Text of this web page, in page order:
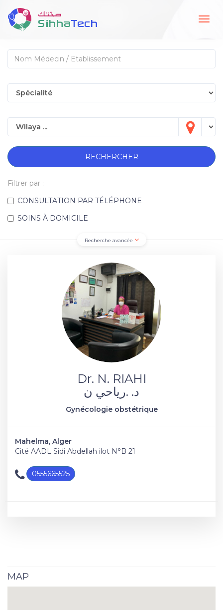
RECHERCHER
Filtrer par :
CONSULTATION PAR TÉLÉPHONE
SOINS À DOMICILE
Recherche avancée
Dr. N. RIAHI
د. .رياحي ن
Gynécologie obstétrique
Mahelma, Alger
Cité AADL Sidi Abdellah ilot N°B 21
0555665525
MAP